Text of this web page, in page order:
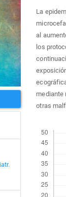
La
al
los
mediante
otras